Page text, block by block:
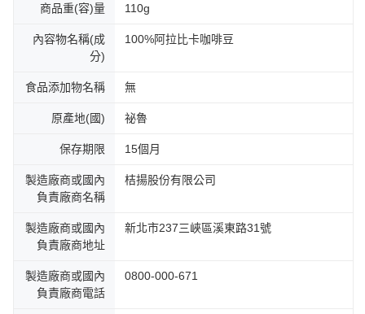
商品重(容)量 110g
內容物名稱(成
分)
100%阿拉比卡咖啡豆
食品添加物名稱 無
原產地(國) 祕魯
保存期限 15個月
製造廠商或國內
負責廠商名稱
桔揚股份有限公司
製造廠商或國內
負責廠商地址
新北市237三峽區溪東路31號
製造廠商或國內
負責廠商電話
0800-000-671